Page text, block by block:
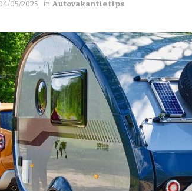
05/2025 in Autovakantie tips